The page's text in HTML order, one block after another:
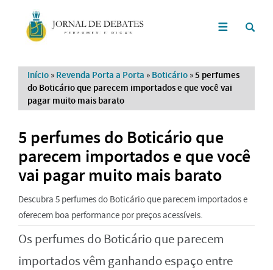
Início » Revenda Porta a Porta » Boticário »5 perfumes
do Boticário que parecem importados e que você vai
pagar muito mais barato
5 perfumes do Boticário que
parecem importados e que você
vai pagar muito mais barato
Descubra 5 perfumes do Boticário que parecem importados e
oferecem boa performance por preços acessíveis.
Os perfumes do Boticário que parecem
importados vêm ganhando espaço entre